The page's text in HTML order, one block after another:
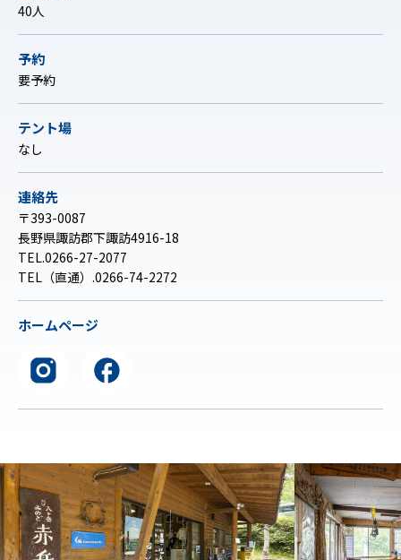
40人
予約
要予約
テント場
なし
連絡先
〒393-0087
長野県諏訪郡下諏訪4916-18
TEL.0266-27-2077
TEL（直通）.0266-74-2272
ホームページ